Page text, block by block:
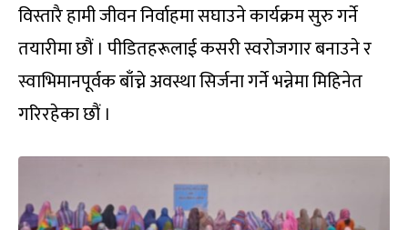
विस्तारै हामी जीवन निर्वाहमा सघाउने कार्यक्रम सुरु गर्ने
तयारीमा छौं । पीडितहरूलाई कसरी स्वरोजगार बनाउने र
स्वाभिमानपूर्वक बाँच्ने अवस्था सिर्जना गर्ने भन्नेमा मिहिनेत
गरिरहेका छौं ।